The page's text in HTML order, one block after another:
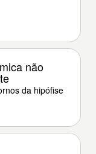
não
da hipófise